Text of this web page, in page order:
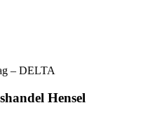
– DELTA
Hensel